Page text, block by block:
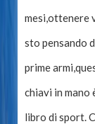
mesi,ottenere
sto pensando
prime
chiavi in ​​mano
libro di sport.